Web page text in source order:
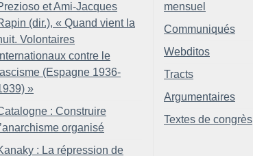
et Ami-Jacques
(dir.), « Quand vient la
Volontaires
contre le
(Espagne 1936-
»
: Construire
organisé
: La répression de
mensuel
Communiqués
Webditos
Tracts
Argumentaires
Textes de congrès